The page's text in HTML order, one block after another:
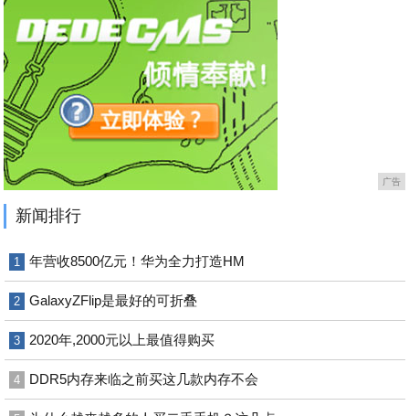
广告
新闻排行
1 年营收8500亿元！华为全力打造HM
2 GalaxyZFlip是最好的可折叠
3 2020年,2000元以上最值得购买
4 DDR5内存来临之前买这几款内存不会